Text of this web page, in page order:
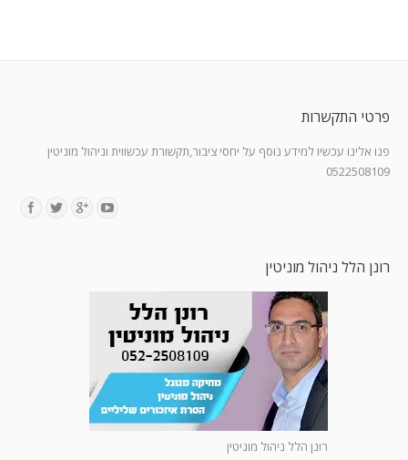
פרטי התקשרות
פנו אלינו עכשיו למידע נוסף על יחסי ציבור,תקשורת עכשווית וניהול מוניטין
0522508109
רונן הלל ניהול מוניטין
רונן הלל ניהול מוניטין